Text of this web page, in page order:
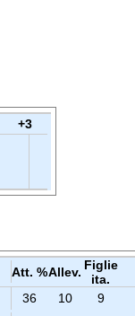
+3
Att. %Allev. Figlie
ita.
36 10
9